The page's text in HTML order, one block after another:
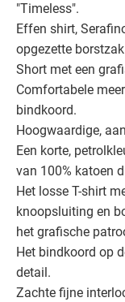
"Timeless".
Effen shirt,
opgezette
Short met een
Comfortabele
bindkoord.
Hoogwaardige,
Een korte,
van 100% katoen
Het losse T-shirt
knoopsluiting en
het grafische
Het bindkoord op
detail.
Zachte fijne